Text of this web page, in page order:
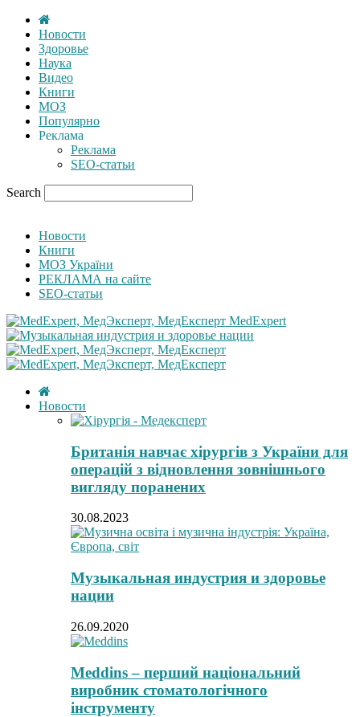
Новости
Здоровье
Наука
Видео
Книги
МОЗ
Популярно
Реклама
Реклама
SEO-статьи
Search
Новости
Книги
МОЗ України
РЕКЛАМА на сайте
SEO-статьи
MedExpert
Новости
Британія навчає хірургів з України для
операцій з відновлення зовнішнього
вигляду поранених
30.08.2023
Музыкальная индустрия и здоровье
нации
26.09.2020
Meddins – перший національний
виробник стоматологічного
інструменту